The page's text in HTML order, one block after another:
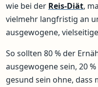
wie bei der Reis-Diät,
vielmehr langfristig an
ausgewogene,
So sollten 80 % der
ausgewogene sein, 20
gesund sein ohne, dass